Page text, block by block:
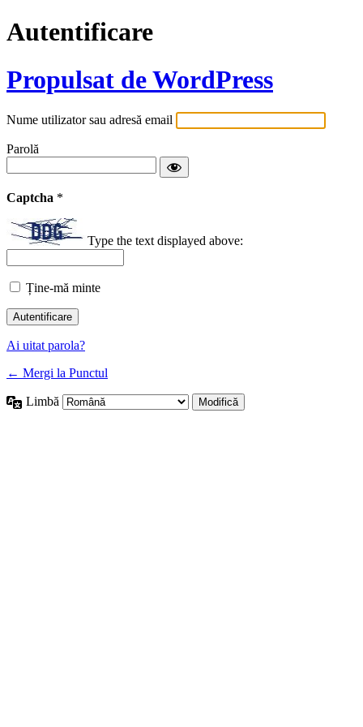
Autentificare
Propulsat de WordPress
Nume utilizator sau adresă email
Parolă
Captcha *
Type the text displayed above:
Ține-mă minte
Ai uitat parola?
← Mergi la Punctul
Limbă